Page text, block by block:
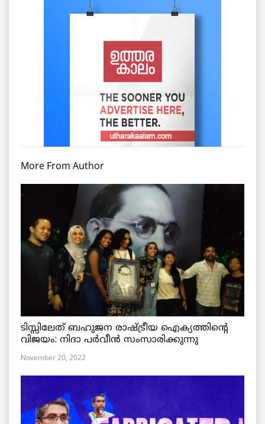
More From Author
ടിസ്സിലേത് ബഹുജന രാഷ്ട്രീയ ഐക്യത്തിന്റെ
വിജയം: നിദാ പർവീൻ സംസാരിക്കുന്നു
November 20, 2022